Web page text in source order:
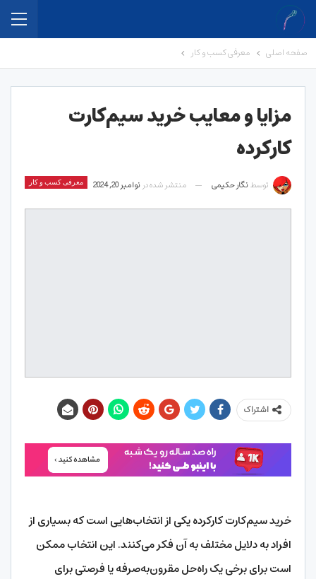
صفحه اصلی معرفی کسب و کار
مزایا و معایب خرید سیم‌کارت
کارکرده
معرفی کسب و کار توسط نگار حکیمی منتشر شده در نوامبر 20, 2024
اشتراک
خرید سیم‌کارت کارکرده یکی از انتخاب‌هایی است که بسیاری از
افراد به دلایل مختلف به آن فکر می‌کنند. این انتخاب ممکن
است برای برخی یک راه‌حل مقرون‌به‌صرفه یا فرصتی برای